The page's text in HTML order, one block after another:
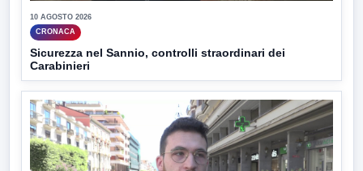
10 AGOSTO 2026
CRONACA
Sicurezza nel Sannio, controlli straordinari dei
Carabinieri